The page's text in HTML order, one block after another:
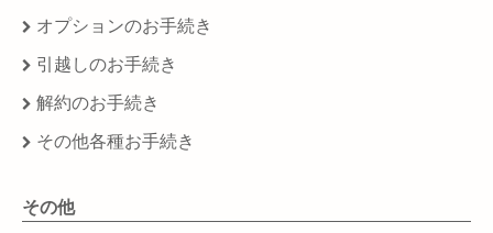
オプションのお手続き
引越しのお手続き
解約のお手続き
その他各種お手続き
その他